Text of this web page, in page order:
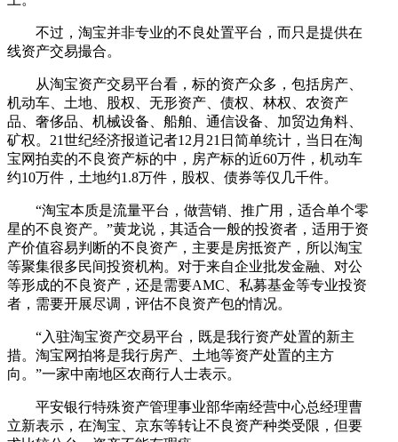
不过，淘宝并非专业的不良处置平台，而只是提供在
线资产交易撮合。
从淘宝资产交易平台看，标的资产众多，包括房产、
机动车、土地、股权、无形资产、债权、林权、农资产
品、奢侈品、机械设备、船舶、通信设备、加贸边角料、
矿权。21世纪经济报道记者12月21日简单统计，当日在淘
宝网拍卖的不良资产标的中，房产标的近60万件，机动车
约10万件，土地约1.8万件，股权、债券等仅几千件。
“淘宝本质是流量平台，做营销、推广用，适合单个零
星的不良资产。”黄龙说，其适合一般的投资者，适用于资
产价值容易判断的不良资产，主要是房抵资产，所以淘宝
等聚集很多民间投资机构。对于来自企业批发金融、对公
等形成的不良资产，还是需要AMC、私募基金等专业投资
者，需要开展尽调，评估不良资产包的情况。
“入驻淘宝资产交易平台，既是我行资产处置的新主
措。淘宝网拍将是我行房产、土地等资产处置的主方
向。”一家中南地区农商行人士表示。
平安银行特殊资产管理事业部华南经营中心总经理曹
立新表示，在淘宝、京东等转让不良资产种类受限，但要